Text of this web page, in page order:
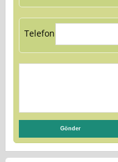
Telefon: